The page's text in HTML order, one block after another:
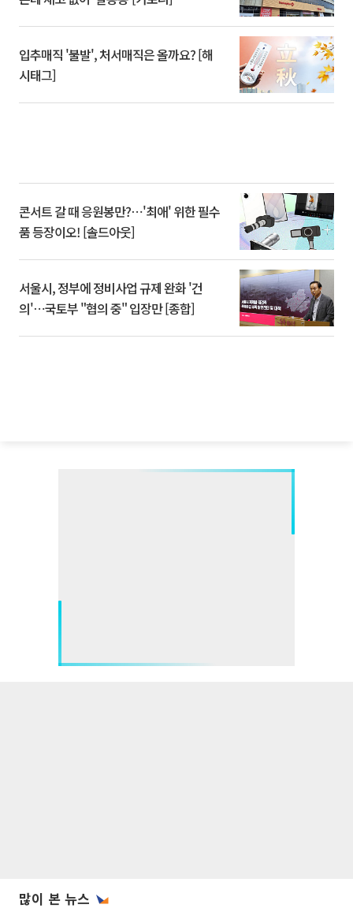
입추매직 '불발', 처서매직은 올까요? [해
시태그]
콘서트 갈 때 응원봉만?⋯'최애' 위한 필수
품 등장이오! [솔드아웃]
서울시, 정부에 정비사업 규제 완화 '건
의'⋯국토부 "협의 중" 입장만 [종합]
많이 본 뉴스